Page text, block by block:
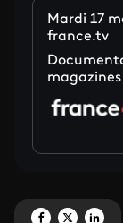
Mardi 17
france.tv
magazines
Partagez 'On ne
Partagez 'On